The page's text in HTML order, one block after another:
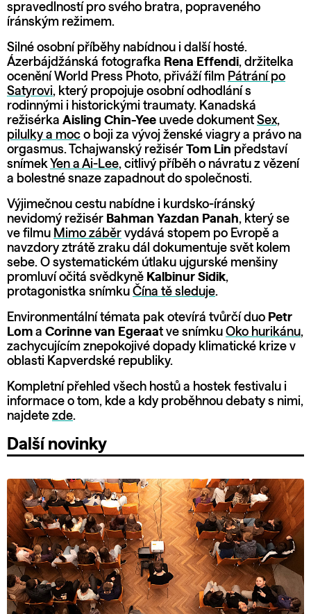
spravedlností pro svého bratra, popraveného
íránským režimem.
Silné osobní příběhy nabídnou i další hosté.
Ázerbájdžánská fotografka Rena Effendi, držitelka
ocenění World Press Photo, přiváží film Pátrání po
Satyrovi, který propojuje osobní odhodlání s
rodinnými i historickými traumaty. Kanadská
režisérka Aisling Chin-Yee uvede dokument Sex,
pilulky a moc o boji za vývoj ženské viagry a právo na
orgasmus. Tchajwanský režisér Tom Lin představí
snímek Yen a Ai-Lee, citlivý příběh o návratu z vězení
a bolestné snaze zapadnout do společnosti.
Výjimečnou cestu nabídne i kurdsko-íránský
nevidomý režisér Bahman Yazdan Panah, který se
ve filmu Mimo záběr vydává stopem po Evropě a
navzdory ztrátě zraku dál dokumentuje svět kolem
sebe. O systematickém útlaku ujgurské menšiny
promluví očitá svědkyně Kalbinur Sidik,
protagonistka snímku Čína tě sleduje.
Environmentální témata pak otevírá tvůrčí duo Petr
Lom a Corinne van Egeraat ve snímku Oko hurikánu,
zachycujícím znepokojivé dopady klimatické krize v
oblasti Kapverdské republiky.
Kompletní přehled všech hostů a hostek festivalu i
informace o tom, kde a kdy proběhnou debaty s nimi,
najdete zde.
Další novinky